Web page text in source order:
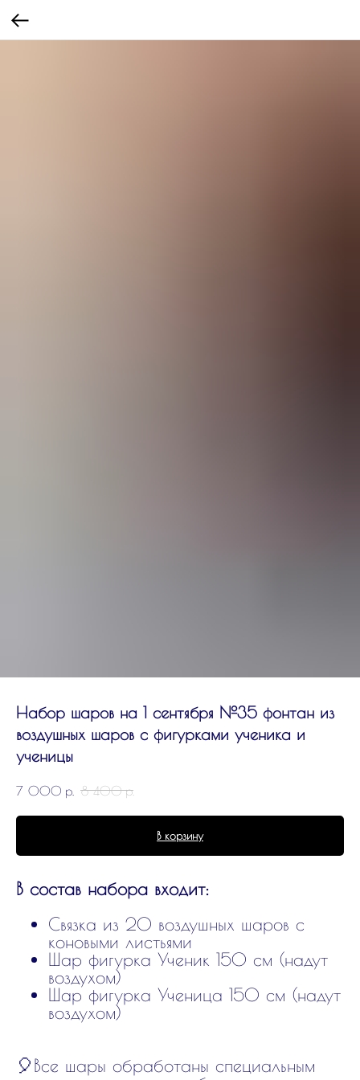
Набор шаров на 1 сентября №35 фонтан из
воздушных шаров с фигурками ученика и
ученицы
7 000 р. 8 400 р.
В корзину
В состав набора входит:
Связка из 20 воздушных шаров с
коновыми листьями
Шар фигурка Ученик 150 см (надут
воздухом)
Шар фигурка Ученица 150 см (надут
воздухом)
🎈Все шары обработаны специальным